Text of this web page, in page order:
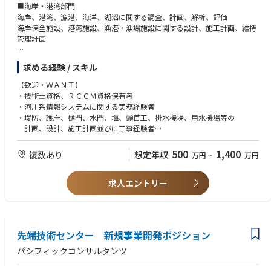
■海岸・港湾部門
海岸、港湾、漁港、海洋、湖沼に関する調査、計画、解析、評価
海岸保全施設、港湾施設、漁港・漁場施設に関する設計、施工計画、維持
管理計画
＜クライアント＞
・ 国（国土交通省、環境省、総務省、農林水産省など）
・ 地方公共団体
・ 独立行政法人、財団、社団
・ 民間企業（首都高速道路、JR東日本、東京ガスなど）
求める経験 / スキル
【歓迎・ＷＡＮＴ】
・技術士資格、ＲＣＣＭ資格保有者
・河川系情報システムに関する実務経験者
・堤防、護岸、樋門、水門、堰、頭首工、排水機場、用水機場等の
計画、設計、施工計画並びに工事経験者
・ゲート、ポンプ等機電設備、建屋の計画・設計経験者
・学校又は企業で、海岸・港湾・漁港に関する企画・調査・設計に携わっ
た経験のある方
複数あり 想定年収 500 万円 ~ 1,400 万円
求人エントリー
先端技術センター 新規事業開発ポジション
パシフィックコンサルタンツ